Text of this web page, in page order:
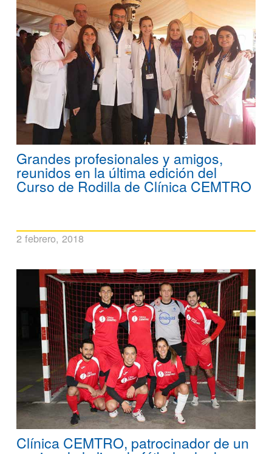
Grandes profesionales y amigos,
reunidos en la última edición del
Curso de Rodilla de Clínica CEMTRO
2 febrero, 2018
Clínica CEMTRO, patrocinador de un